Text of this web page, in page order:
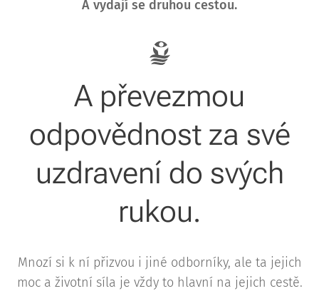
A vydají se druhou cestou.
A převezmou
odpovědnost za své
uzdravení do svých
rukou.
Mnozí si k ní přizvou i jiné odborníky, ale ta jejich
moc a životní síla je vždy to hlavní na jejich cestě.